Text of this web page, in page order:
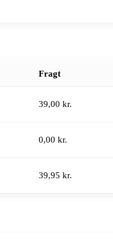
Fragt
39,00 kr.
0,00 kr.
39,95 kr.